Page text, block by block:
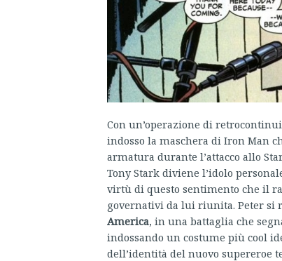
Con un’operazione di
indosso la maschera di Iron Man
armatura durante l’attacco allo
Tony Stark diviene l’idolo
virtù di questo sentimento che il
governativi da lui riunita. Peter si
America, in una battaglia che
indossando un costume più cool
dell’identità del nuovo supereroe